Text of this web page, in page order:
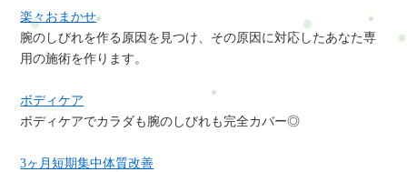
楽々おまかせ
腕のしびれを作る原因を見つけ、その原因に対応したあなた専
用の施術を作ります。
ボディケア
ボディケアでカラダも腕のしびれも完全カバー◎
3ヶ月短期集中体質改善